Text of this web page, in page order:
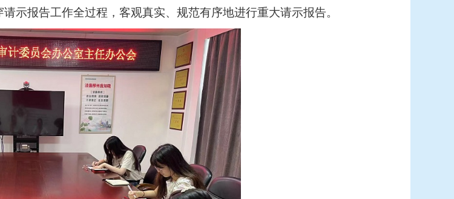
示报告工作全过程，客观真实、规范有序地进行重大请示报告。